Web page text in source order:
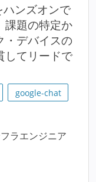
ハンズオンで
課題の特定か
・デバイスの
してリードで
google-chat
ラエンジニア